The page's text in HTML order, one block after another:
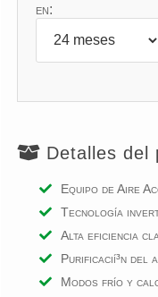
en:
Detalles del
Equipo de Aire
Tecnologí­a
Alta eficiencia
Purificacií³n del
Modos frí­o y